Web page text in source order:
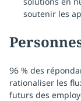
soutenir les
96 % des
rationaliser les
futurs des